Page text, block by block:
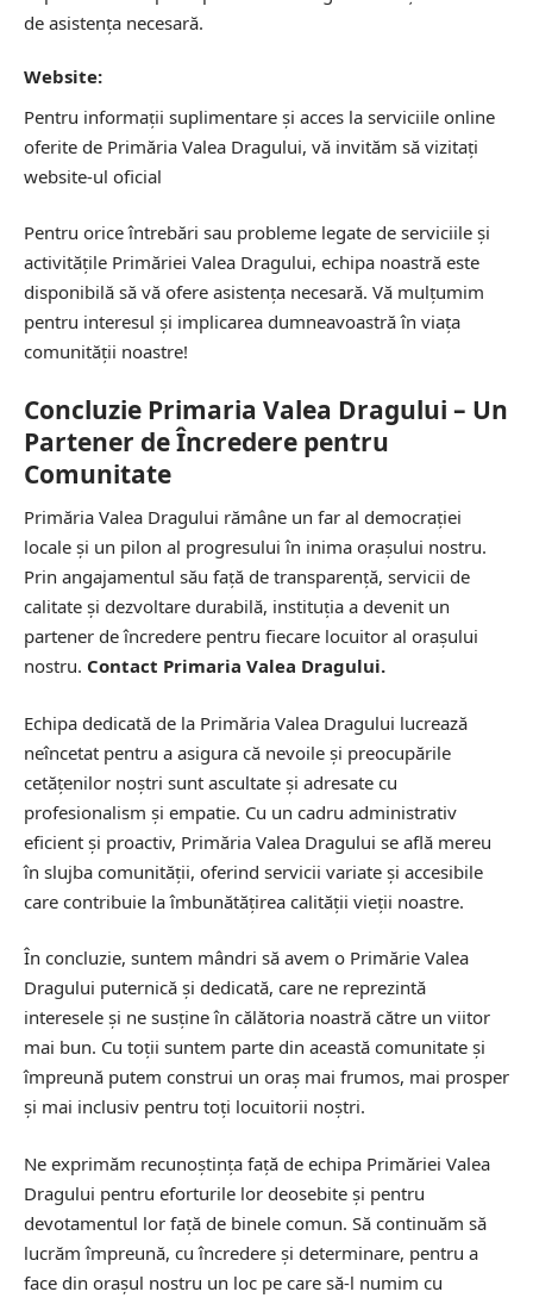
de asistența necesară.
Website:
Pentru informații suplimentare și acces la serviciile online
oferite de Primăria Valea Dragului, vă invităm să vizitați
website-ul oficial
Pentru orice întrebări sau probleme legate de serviciile și
activitățile Primăriei Valea Dragului, echipa noastră este
disponibilă să vă ofere asistența necesară. Vă mulțumim
pentru interesul și implicarea dumneavoastră în viața
comunității noastre!
Concluzie Primaria Valea Dragului – Un
Partener de Încredere pentru
Comunitate
Primăria Valea Dragului rămâne un far al democrației
locale și un pilon al progresului în inima orașului nostru.
Prin angajamentul său față de transparență, servicii de
calitate și dezvoltare durabilă, instituția a devenit un
partener de încredere pentru fiecare locuitor al orașului
nostru. Contact Primaria Valea Dragului.
Echipa dedicată de la Primăria Valea Dragului lucrează
neîncetat pentru a asigura că nevoile și preocupările
cetățenilor noștri sunt ascultate și adresate cu
profesionalism și empatie. Cu un cadru administrativ
eficient și proactiv, Primăria Valea Dragului se află mereu
în slujba comunității, oferind servicii variate și accesibile
care contribuie la îmbunătățirea calității vieții noastre.
În concluzie, suntem mândri să avem o Primărie Valea
Dragului puternică și dedicată, care ne reprezintă
interesele și ne susține în călătoria noastră către un viitor
mai bun. Cu toții suntem parte din această comunitate și
împreună putem construi un oraș mai frumos, mai prosper
și mai inclusiv pentru toți locuitorii noștri.
Ne exprimăm recunoștința față de echipa Primăriei Valea
Dragului pentru eforturile lor deosebite și pentru
devotamentul lor față de binele comun. Să continuăm să
lucrăm împreună, cu încredere și determinare, pentru a
face din orașul nostru un loc pe care să-l numim cu